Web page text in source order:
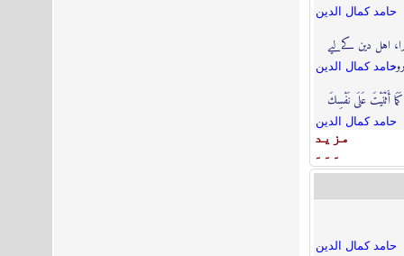
حامد كمال الدين
اہل دین کےلیے
حامد كمال الدين
أَثْنَيْتَ عَلَى نَفْسِكَ
حامد كمال الدين
مزيد
۔۔۔
حامد كمال الدين